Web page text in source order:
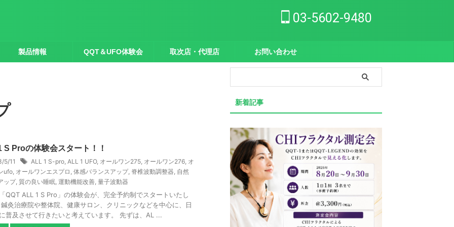
03-5602-9480
製品情報 QQT＆UFO体験会 取次店・代理店 お問い合わせ
S Proの体験会スタート！！
5/11 ALL 1 S-pro, ALL 1 UFO, オールワン275, オールワン276, オ
ufo, オールワンエスプロ , 体感バランスアップ, 脊椎波動調整器, 自然
ップ, 質の良い睡眠, 運動機能改善, 量子波動器
QQT ALL 1 S Pro」の体験会が、完全予約制でスタートいたし
灸治療院や整体院、健康サロン、クリニックなどを中心に、日
普及させて行きたいと考えています。 先ずは、AL ...
新着記事